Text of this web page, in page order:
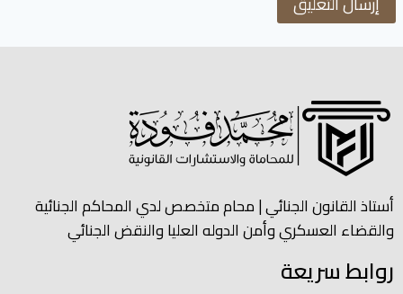
أستاذ القانون الجنائي | محام متخصص لدي المحاكم الجنائية
والقضاء العسكري وأمن الدوله العليا والنقض الجنائي
روابط سريعة